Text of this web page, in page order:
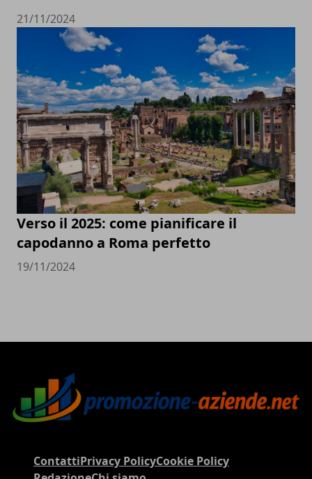
21/11/2024
Verso il 2025: come pianificare il
capodanno a Roma perfetto
19/11/2024
ContattiPrivacy PolicyCookie Policy